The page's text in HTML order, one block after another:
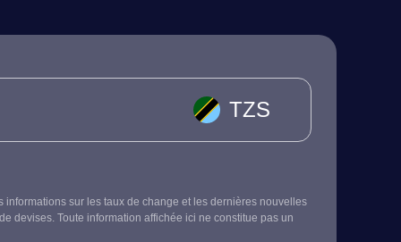
TZS
informations sur les taux de change et les dernières nouvelles
devises. Toute information affichée ici ne constitue pas un